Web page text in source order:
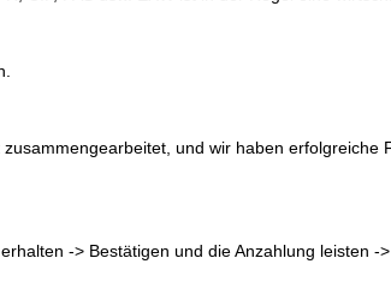
und wir haben
-> Bestätigen und die Anzahlung leisten